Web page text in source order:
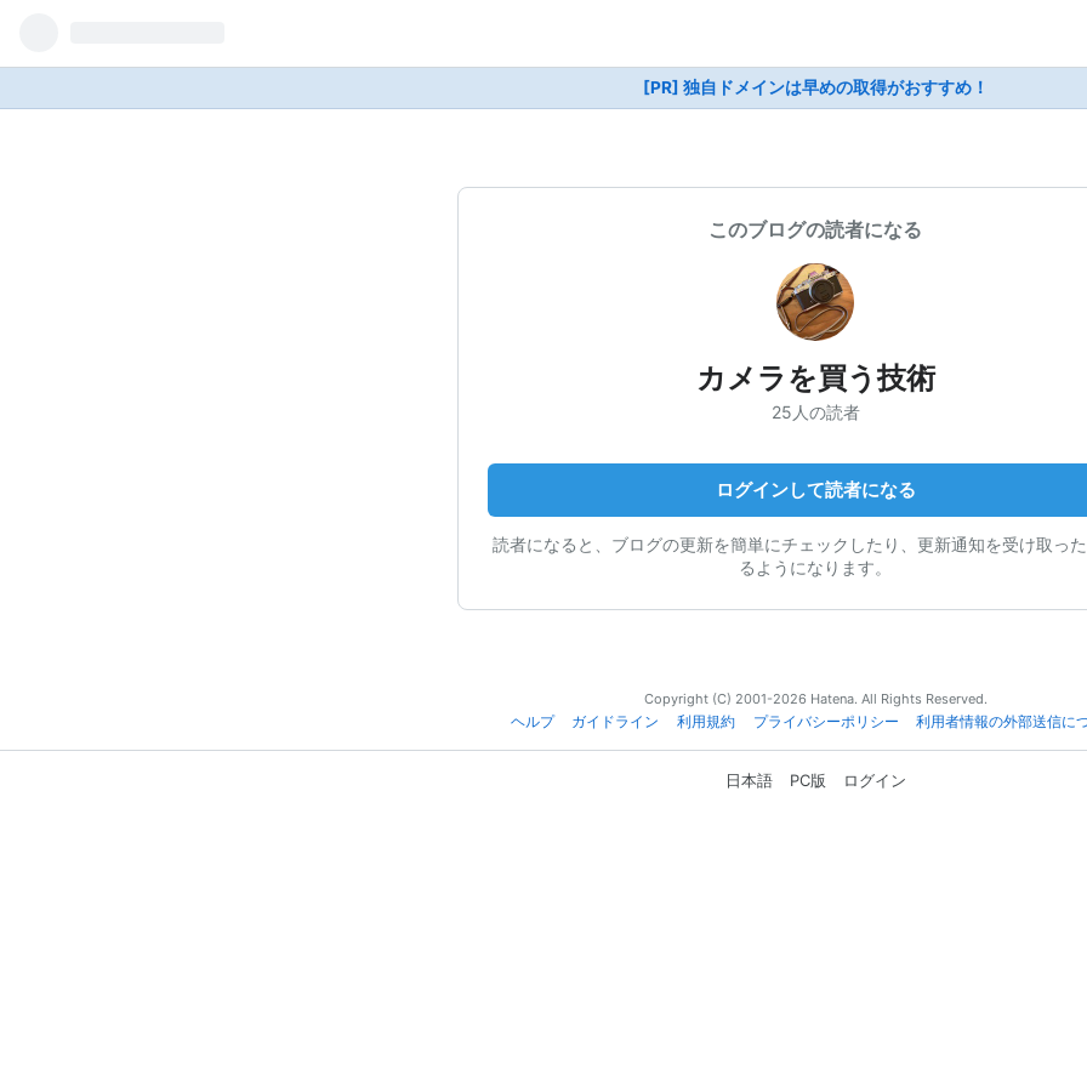
[PR] 独自ドメインは早めの取得がおすすめ！
このブログの読者になる
カメラを買う技術
25人の読者
ログインして読者になる
読者になると、ブログの更新を簡単にチェックしたり、更新通知を受け取っ
るようになります。
Copyright (C) 2001-2026 Hatena. All Rights Reserved.
ヘルプ
ガイドライン 利用規約 プライバシーポリシー 利用者情報の外部送信に
日本語 PC版 ログイン